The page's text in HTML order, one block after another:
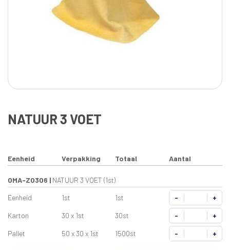
NATUUR 3 VOET
Eenheid Verpakking Totaal Aantal
OMA-Z0306 | NATUUR 3 VOET (1st)
Eenheid
1st 1st - +
Karton 30 x 1st 30st - +
Pallet 50 x 30 x 1st 1500st - +